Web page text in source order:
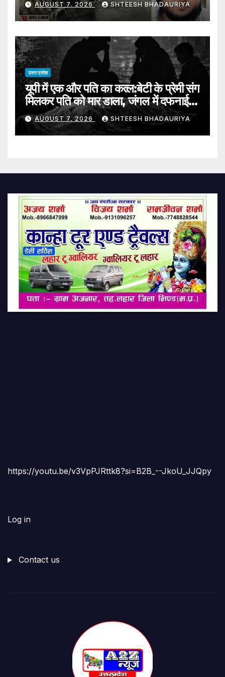
शिनाख्त – Atiq Ahmed Son
Death Police Spent An Hour
Grappling With The Puzzle
Of Identification
AUGUST 7, 2026 SHTEESH BHADAURIYA
उत्तर प्रदेश
यूपी में एक और पति का कत्ल:बेटी के प्रेमी संग
मिलकर पति को मार डाला, जंगल में दफनाई
लाश; पुलिस तलाश में जुटी – Mother-
daughter Duo Allegedly Kill
Husband With Daughter’s
AUGUST 7, 2026 SHTEESH BHADAURIYA
https://youtu.be/v3VpPJRttk8?si=B2B_--JkoU_JJQpy
Log in
Contact us